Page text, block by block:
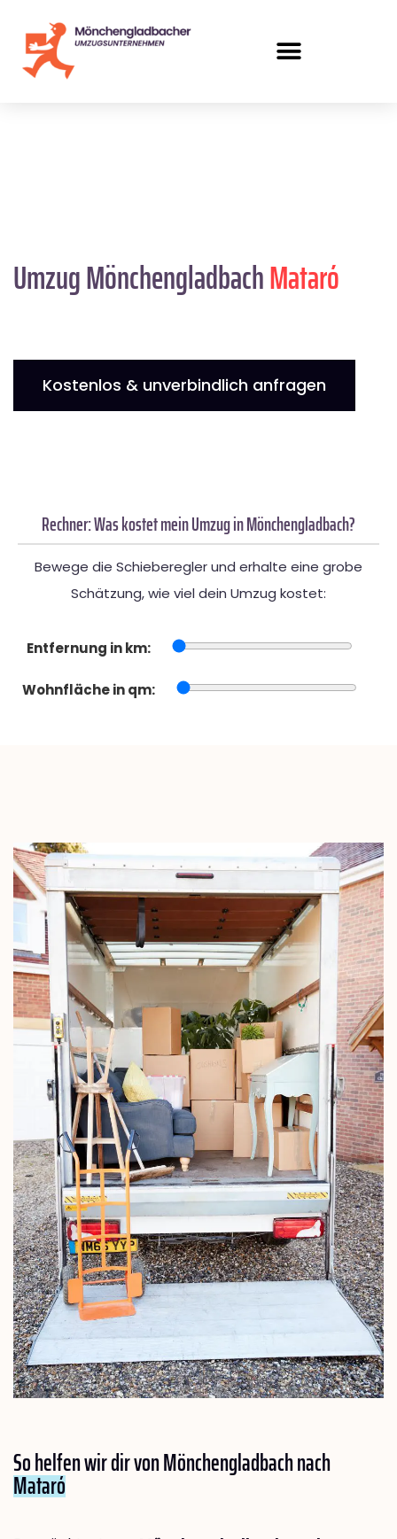
Umzug MönchengladbachMataró
Kostenlos & unverbindlich anfragen
Rechner: Was kostet mein Umzug in Mönchengladbach?
Bewege die Schieberegler und erhalte eine grobe
Schätzung, wie viel dein Umzug kostet:
Entfernung in km:
Wohnfläche in qm:
So helfen wir dir von Mönchengladbach nach
Mataró